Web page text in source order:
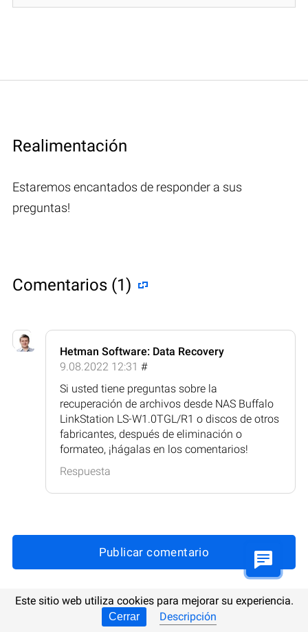
Realimentación
Estaremos encantados de responder a sus
preguntas!
Comentarios (1)
Hetman Software: Data Recovery
9.08.2022 12:31 #
Si usted tiene preguntas sobre la
recuperación de archivos desde NAS Buffalo
LinkStation LS-W1.0TGL/R1 o discos de otros
fabricantes, después de eliminación o
formateo, ¡hágalas en los comentarios!
Respuesta
Publicar comentario
26.10.2025 9:25
Este sitio web utiliza cookies para mejorar su experiencia.
Cerrar Descripción